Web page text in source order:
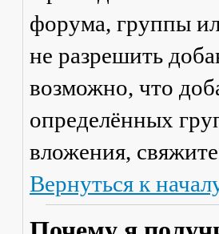
форума, группы
не разрешить
возможно, что
определённых
вложения,
Вернуться к